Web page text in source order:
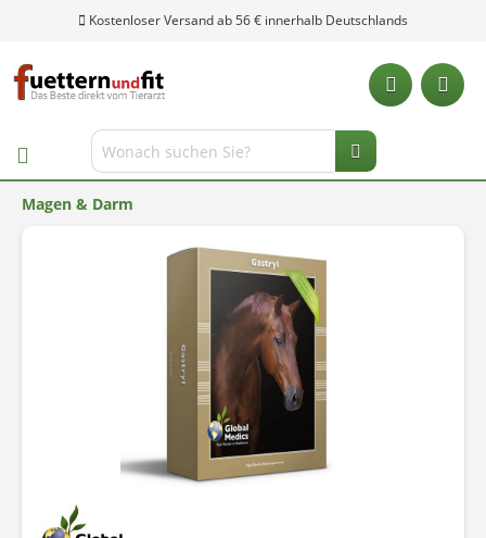
Kostenloser Versand ab 56 € innerhalb Deutschlands
Magen & Darm